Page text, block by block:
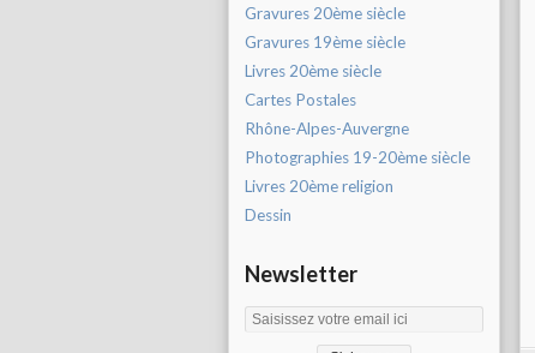
Gravures 20ème siècle
Gravures 19ème siècle
Livres 20ème siècle
Cartes Postales
Rhône-Alpes-Auvergne
Photographies 19-20ème siècle
Livres 20ème religion
Dessin
Newsletter